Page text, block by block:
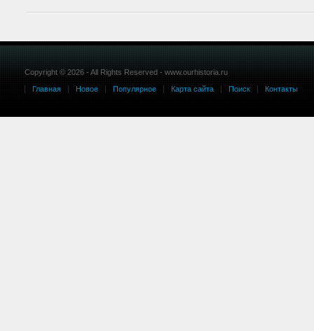
Copyright © 2026 - All Rights Reserved - www.ourhistoria.ru
Главная
Новое Популярное Карта сайта Поиск Контакты